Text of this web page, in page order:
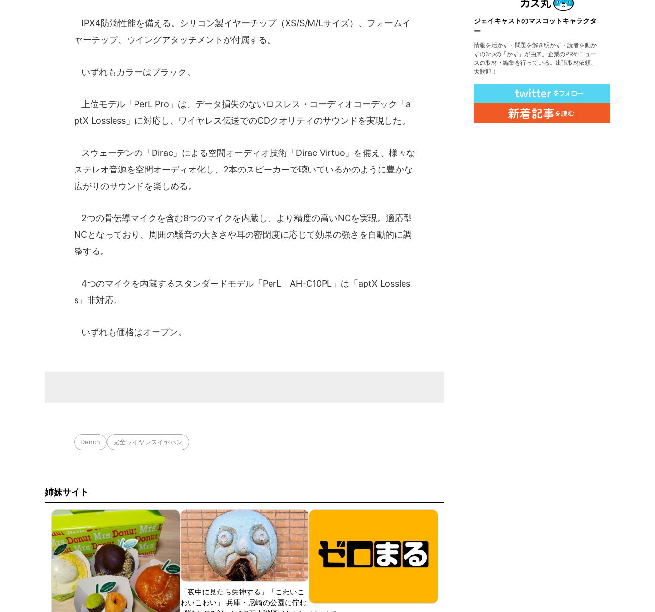
IPX4防滴性能を備える。シリコン製イヤーチップ（XS/S/M/Lサイズ）、フォームイ
ヤーチップ、ウイングアタッチメントが付属する。
いずれもカラーはブラック。
上位モデル「PerL Pro」は、データ損失のないロスレス・コーディオコーデック「a
ptX Lossless」に対応し、ワイヤレス伝送でのCDクオリティのサウンドを実現した。
スウェーデンの「Dirac」による空間オーディオ技術「Dirac Virtuo」を備え、様々な
ステレオ音源を空間オーディオ化し、2本のスピーカーで聴いているかのように豊かな
広がりのサウンドを楽しめる。
2つの骨伝導マイクを含む8つのマイクを内蔵し、より精度の高いNCを実現。適応型
NCとなっており、周囲の騒音の大きさや耳の密閉度に応じて効果の強さを自動的に調
整する。
4つのマイクを内蔵するスタンダードモデル「PerL AH-C10PL」は「aptX Lossles
s」非対応。
いずれも価格はオープン。
Denon 完全ワイヤレスイヤホン
姉妹サイト
「夜中に見たら失神する」「こわいこ
わいこわい」 兵庫・尼崎の公園に佇む
ジェイキャストのマスコットキャラクタ
ー
情報を活かす・問題を解き明かす・読者を動か
すの3つの「かす」が由来。企業のPRやニュー
スの取材・編集を行っている。出張取材依頼、
大歓迎！